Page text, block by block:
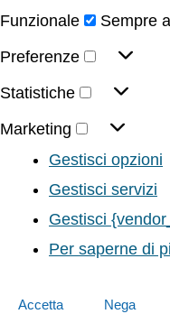
Funzionale
Sempre
Preferenze
Statistiche
Marketing
Gestisci opzioni
Gestisci servizi
Gestisci
Per saperne di
Accetta Nega